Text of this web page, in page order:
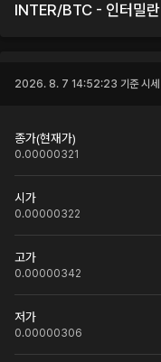
INTER/BTC - 인터밀란
2026. 8. 7 14:52:23 기준 시세
종가(현재가)
0.00000321
시가
0.00000322
고가
0.00000342
저가
0.00000306